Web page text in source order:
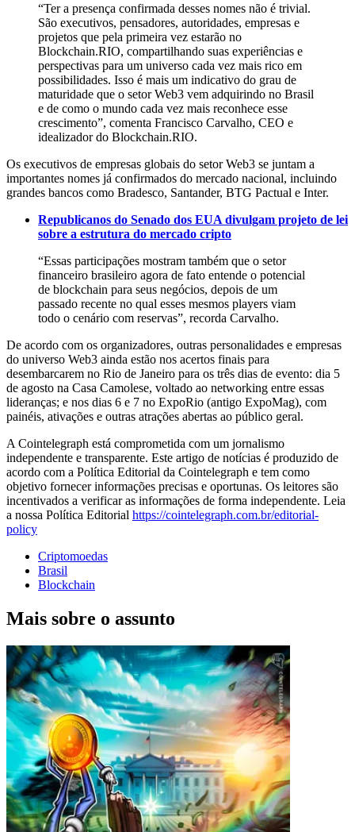
“Ter a presença confirmada desses nomes não é trivial.
São executivos, pensadores, autoridades, empresas e
projetos que pela primeira vez estarão no
Blockchain.RIO, compartilhando suas experiências e
perspectivas para um universo cada vez mais rico em
possibilidades. Isso é mais um indicativo do grau de
maturidade que o setor Web3 vem adquirindo no Brasil
e de como o mundo cada vez mais reconhece esse
crescimento”, comenta Francisco Carvalho, CEO e
idealizador do Blockchain.RIO.
Os executivos de empresas globais do setor Web3 se juntam a
importantes nomes já confirmados do mercado nacional, incluindo
grandes bancos como Bradesco, Santander, BTG Pactual e Inter.
Republicanos do Senado dos EUA divulgam projeto de lei
sobre a estrutura do mercado cripto
“Essas participações mostram também que o setor
financeiro brasileiro agora de fato entende o potencial
de blockchain para seus negócios, depois de um
passado recente no qual esses mesmos players viam
todo o cenário com reservas”, recorda Carvalho.
De acordo com os organizadores, outras personalidades e empresas
do universo Web3 ainda estão nos acertos finais para
desembarcarem no Rio de Janeiro para os três dias de evento: dia 5
de agosto na Casa Camolese, voltado ao networking entre essas
lideranças; e nos dias 6 e 7 no ExpoRio (antigo ExpoMag), com
painéis, ativações e outras atrações abertas ao público geral.
A Cointelegraph está comprometida com um jornalismo
independente e transparente. Este artigo de notícias é produzido de
acordo com a Política Editorial da Cointelegraph e tem como
objetivo fornecer informações precisas e oportunas. Os leitores são
incentivados a verificar as informações de forma independente. Leia
a nossa Política Editorial https://cointelegraph.com.br/editorial-
policy
Criptomoedas
Brasil
Blockchain
Mais sobre o assunto